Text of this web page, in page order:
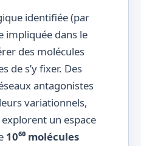
identifiée (par
impliquée dans le
des molécules
de s’y fixer. Des
antagonistes
variationnels,
un espace
10⁶⁰ molécules